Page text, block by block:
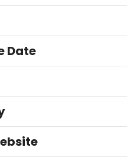
Date